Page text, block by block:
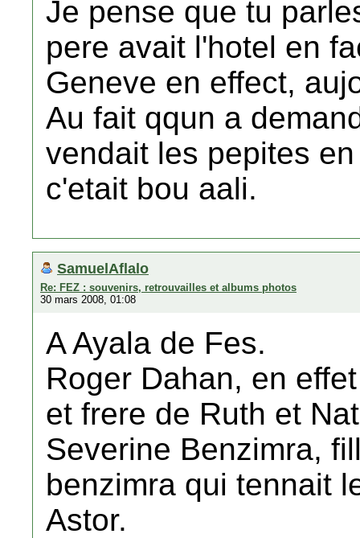
Je pense que tu
pere avait l'hotel en
Geneve en effect,
Au fait qqun a
vendait les pepites
c'etait bou aali.
SamuelAflalo
Re: FEZ : souvenirs, retrouvailles et albums photos
30 mars 2008, 01:08
A Ayala de Fes.
Roger Dahan, en
et frere de Ruth et
Severine Benzimra,
benzimra qui tennait
Astor.